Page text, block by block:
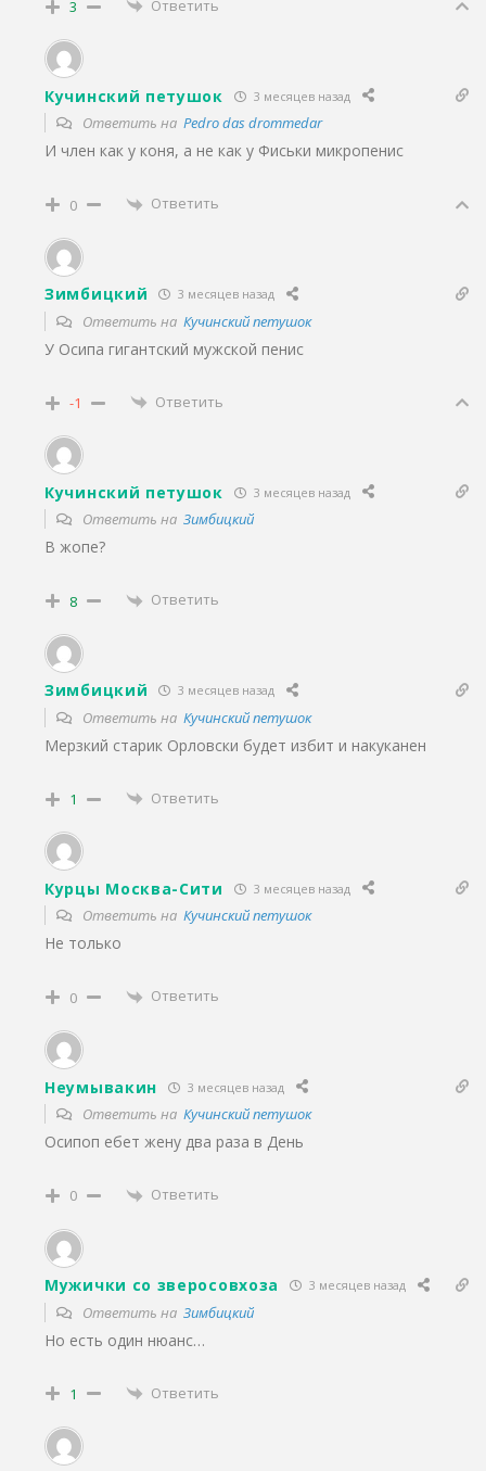
3 Ответить
Кучинский петушок 3 месяцев назад
Ответить на Pedro das drommedar
И член как у коня, а не как у Фиськи микропенис
0 Ответить
Зимбицкий 3 месяцев назад
Ответить на Кучинский петушок
У Осипа гигантский мужской пенис
-1 Ответить
Кучинский петушок 3 месяцев назад
Ответить на Зимбицкий
В жопе?
8 Ответить
Зимбицкий 3 месяцев назад
Ответить на Кучинский петушок
Мерзкий старик Орловски будет избит и накуканен
1 Ответить
Курцы Москва-Сити 3 месяцев назад
Ответить на Кучинский петушок
Не только
0 Ответить
Неумывакин 3 месяцев назад
Ответить на Кучинский петушок
Осипоп ебет жену два раза в День
0 Ответить
Мужички со зверосовхоза 3 месяцев назад
Ответить на Зимбицкий
Но есть один нюанс…
1 Ответить